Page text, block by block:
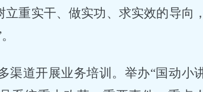
重实干、做实功、求实效的导向，
渠道开展业务培训。举办“国动小